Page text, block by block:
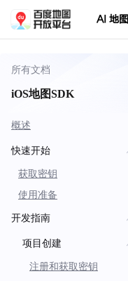
AI 地图
所有文档
iOS地图SDK
概述
快速开始
获取密钥
使用准备
开发指南
项目创建
注册和获取密钥